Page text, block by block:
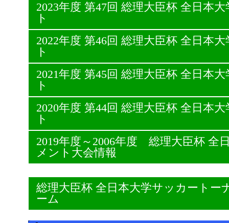
2023年度 第47回 総理大臣杯 全日本
ト
2022年度 第46回 総理大臣杯 全日本
ト
2021年度 第45回 総理大臣杯 全日本
ト
2020年度 第44回 総理大臣杯 全日本
ト
2019年度～2006年度 総理大臣杯 全
メント大会情報
総理大臣杯 全日本大学サッカート
ーム